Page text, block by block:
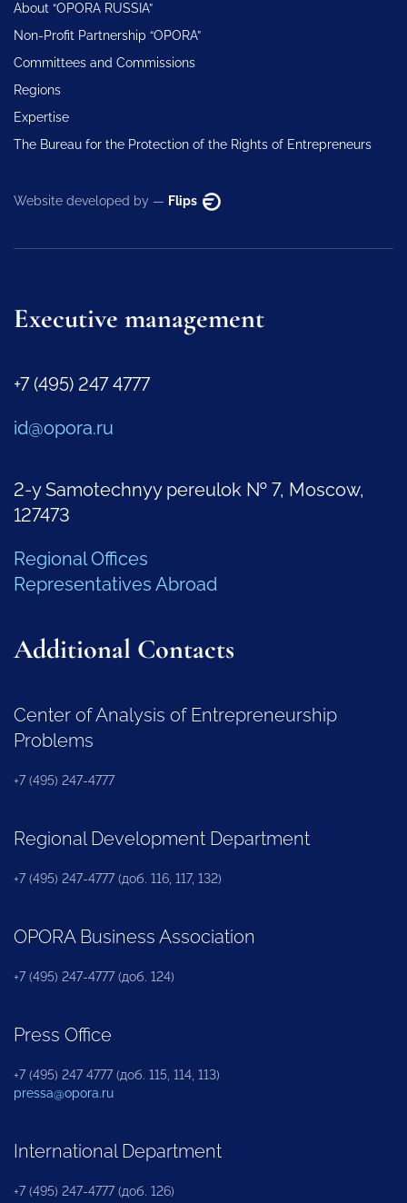
About “OPORA RUSSIA”
Non-Profit Partnership “OPORA”
Committees and Commissions
Regions
Expertise
The Bureau for the Protection of the Rights of Entrepreneurs
Website developed by — Flips
Executive management
+7 (495) 247 4777
id@opora.ru
2-y Samotechnyy pereulok № 7, Moscow,
127473
Regional Offices
Representatives Abroad
Additional Contacts
Center of Analysis of Entrepreneurship
Problems
+7 (495) 247-4777
Regional Development Department
+7 (495) 247-4777 (доб. 116, 117, 132)
OPORA Business Association
+7 (495) 247-4777 (доб. 124)
Press Office
+7 (495) 247 4777 (доб. 115, 114, 113)
pressa@opora.ru
International Department
+7 (495) 247-4777 (доб. 126)